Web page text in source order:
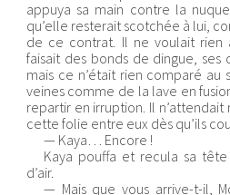
appuya sa main contre la
qu’elle resterait scotchée à lui,
de ce contrat. Il ne voulait rien
faisait des bonds de dingue, ses
mais ce n’était rien comparé au
veines comme de la lave en
repartir en irruption. Il n’attendait
cette folie entre eux dès qu’ils
— Kaya… Encore !
Kaya pouffa et recula sa
d’air.
— Mais que vous arrive-t-il,